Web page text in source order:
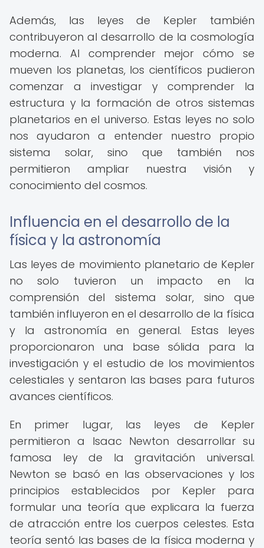
Además, las leyes de Kepler también
contribuyeron al desarrollo de la cosmología
moderna. Al comprender mejor cómo se
mueven los planetas, los científicos pudieron
comenzar a investigar y comprender la
estructura y la formación de otros sistemas
planetarios en el universo. Estas leyes no solo
nos ayudaron a entender nuestro propio
sistema solar, sino que también nos
permitieron ampliar nuestra visión y
conocimiento del cosmos.
Influencia en el desarrollo de la
física y la astronomía
Las leyes de movimiento planetario de Kepler
no solo tuvieron un impacto en la
comprensión del sistema solar, sino que
también influyeron en el desarrollo de la física
y la astronomía en general. Estas leyes
proporcionaron una base sólida para la
investigación y el estudio de los movimientos
celestiales y sentaron las bases para futuros
avances científicos.
En primer lugar, las leyes de Kepler
permitieron a Isaac Newton desarrollar su
famosa ley de la gravitación universal.
Newton se basó en las observaciones y los
principios establecidos por Kepler para
formular una teoría que explicara la fuerza
de atracción entre los cuerpos celestes. Esta
teoría sentó las bases de la física moderna y